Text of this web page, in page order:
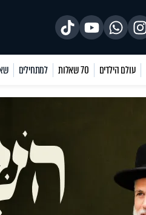
עולם הילדים 70 שאלות למתחילים